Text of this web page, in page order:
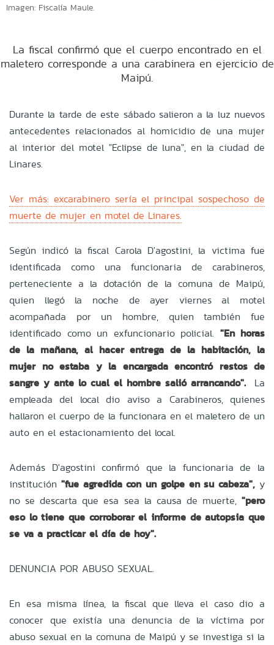
Imagen: Fiscalía Maule.
La fiscal confirmó que el cuerpo encontrado en el
maletero corresponde a una carabinera en ejercicio de
Maipú.
Durante la tarde de este sábado salieron a la luz nuevos
antecedentes relacionados al homicidio de una mujer
al interior del motel "Eclipse de luna", en la ciudad de
Linares.
Ver más: excarabinero sería el principal sospechoso de
muerte de mujer en motel de Linares.
Según indicó la fiscal Carola D'agostini, la victima fue
identificada como una funcionaria de carabineros,
perteneciente a la dotación de la comuna de Maipú,
quien llegó la noche de ayer viernes al motel
acompañada por un hombre, quien también fue
identificado como un exfuncionario policial. "En horas
de la mañana, al hacer entrega de la habitación, la
mujer no estaba y la encargada encontró restos de
sangre y ante lo cual el hombre salió arrancando". La
empleada del local dio aviso a Carabineros, quienes
hallaron el cuerpo de la funcionara en el maletero de un
auto en el estacionamiento del local.
Además D'agostini confirmó que la funcionaria de la
institución "fue agredida con un golpe en su cabeza", y
no se descarta que esa sea la causa de muerte, "pero
eso lo tiene que corroborar el informe de autopsia que
se va a practicar el día de hoy".
DENUNCIA POR ABUSO SEXUAL.
En esa misma línea, la fiscal que lleva el caso dio a
conocer que existía una denuncia de la víctima por
abuso sexual en la comuna de Maipú y se investiga si la